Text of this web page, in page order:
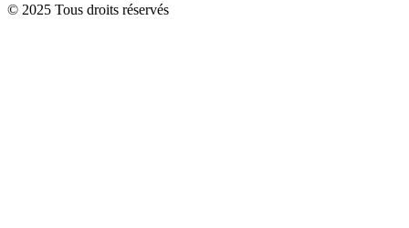
© 2025 Tous droits réservés